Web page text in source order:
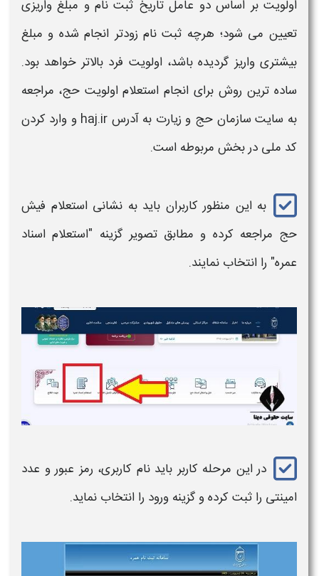
اولویت بر اساس دو عامل تاریخ ثبت نام و مبلغ واریزی
تعیین می شود؛ هرچه ثبت نام زودتر انجام شده و مبلغ
بیشتری واریز گردیده باشد، اولویت فرد بالاتر خواهد بود.
ساده ترین روش برای انجام استعلام اولویت حج، مراجعه
به سایت سازمان حج و زیارت به آدرس haj.ir
و وارد کردن
کد ملی در بخش مربوطه است.
به این منظور کاربران باید به نشانی استعلام فیش
حج مراجعه کرده و مطابق تصویر گزینه "استعلام اسناد
عمره" را انتخاب نمایند.
در این مرحله کاربر باید نام کاربری، رمز عبور و عدد
امینتی را ثبت کرده و گزینه ورود را انتخاب نماید.